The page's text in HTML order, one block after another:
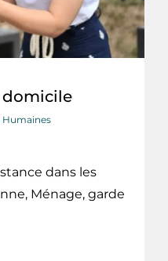
domicile
Humaines
dans les
Ménage, garde